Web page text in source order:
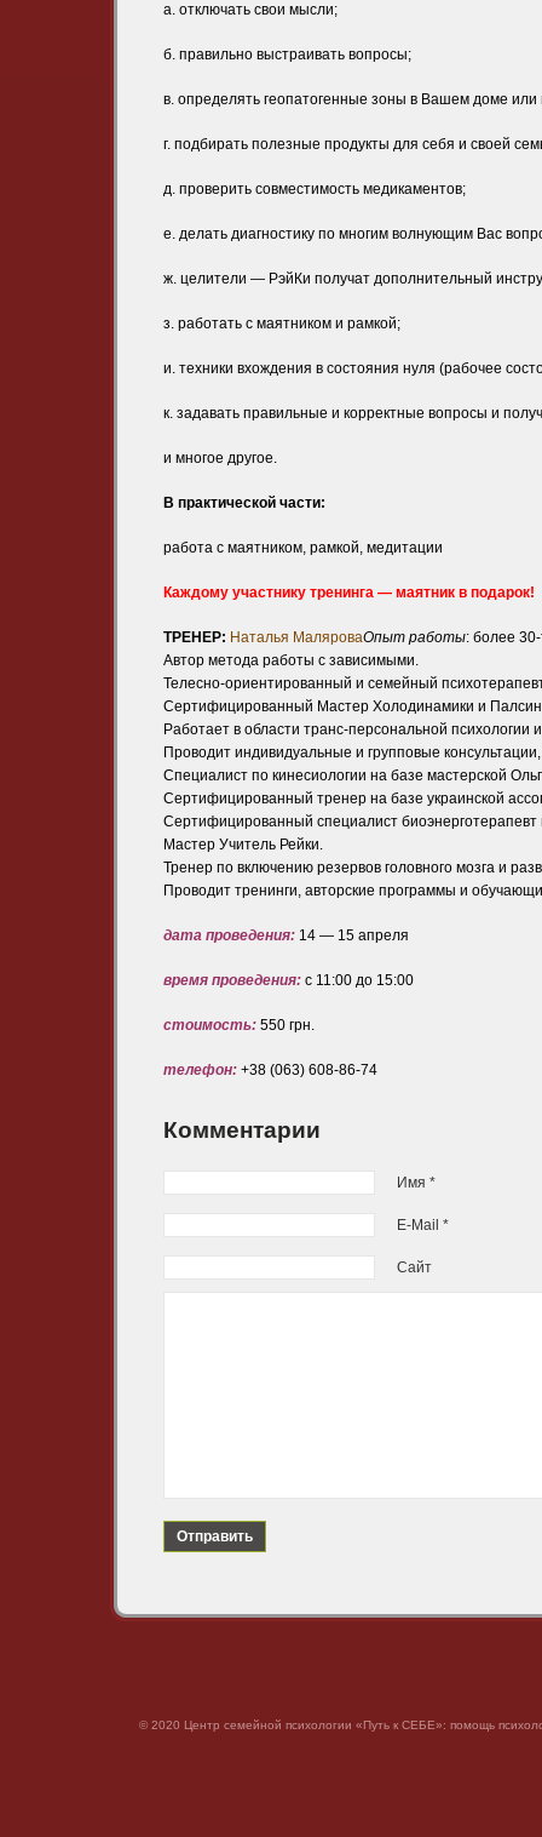
а. отключать свои мысли;
б. правильно выстраивать вопросы;
в. определять геопатогенные зоны в Вашем доме или
г. подбирать полезные продукты для себя и своей
д. проверить совместимость медикаментов;
е. делать диагностику по многим волнующим Вас
ж. целители — РэйКи получат дополнительный
з. работать с маятником и рамкой;
и. техники вхождения в состояния нуля (рабочее
к. задавать правильные и корректные вопросы и
и многое другое.
В практической части:
работа с маятником, рамкой, медитации
Каждому участнику тренинга — маятник в подарок!
ТРЕНЕР: Наталья МаляроваОпыт работы: более
Автор метода работы с зависимыми.
Телесно-ориентированный и семейный
Сертифицированный Мастер Холодинамики и
Работает в области транс-персональной психологии
Проводит индивидуальные и групповые
Специалист по кинесиологии на базе мастерской
Сертифицированный тренер на базе украинской
Сертифицированный специалист
Мастер Учитель Рейки.
Тренер по включению резервов головного мозга и
Проводит тренинги, авторские программы и
дата проведения: 14 — 15 апреля
время проведения: с 11:00 до 15:00
стоимость: 550 грн.
телефон: +38 (063) 608-86-74
Комментарии
Имя *
E-Mail *
Сайт
© 2020 Центр семейной психологии «Путь к СЕБЕ»: помощь